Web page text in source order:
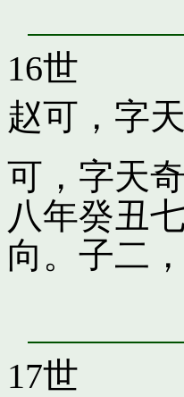
16世
赵可，字
可，字天
八年癸丑
向。子二，
17世